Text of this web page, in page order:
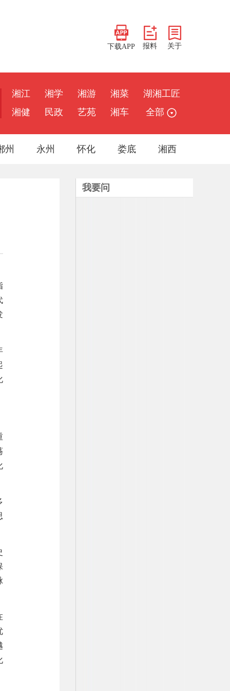
下载APP 报料 关于
湘江 湘学 湘游 湘菜
湖湘工匠
湘健
民政 艺苑 湘车 全部
州 永州 怀化 娄底 湘西
我要问